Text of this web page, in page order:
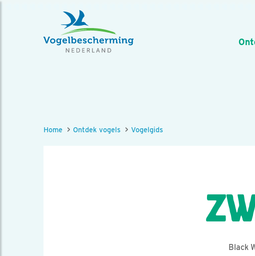
Home Ontdek vogels Vogelgids
Black